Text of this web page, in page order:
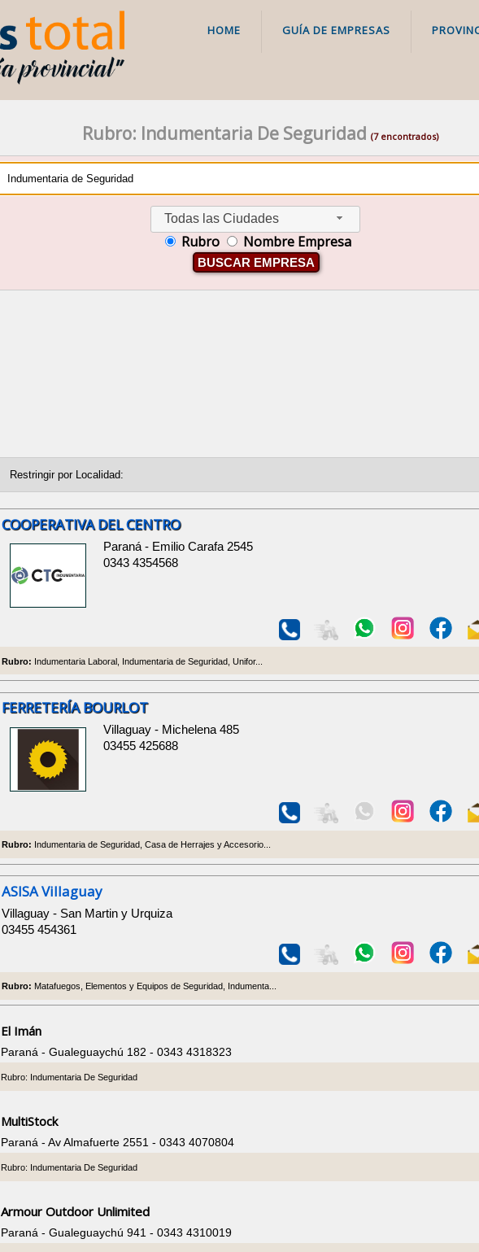
HOME GUÍA DE EMPRESAS
Rubro: Indumentaria De Seguridad(7 encontrados)
Todas las Ciudades
Rubro Nombre Empresa
BUSCAR EMPRESA
COOPERATIVA DEL CENTRO
Paraná - Emilio Carafa 2545
0343 4354568
Rubro: Indumentaria Laboral, Indumentaria de Seguridad, Unifor...
FERRETERÍA BOURLOT
Villaguay - Michelena 485
03455 425688
Rubro: Indumentaria de Seguridad, Casa de Herrajes y Accesorio...
ASISA Villaguay
Villaguay - San Martin y Urquiza
03455 454361
Rubro: Matafuegos, Elementos y Equipos de Seguridad, Indumenta...
El Imán
Paraná - Gualeguaychú 182 - 0343 4318323
Rubro: Indumentaria De Seguridad
MultiStock
Paraná - Av Almafuerte 2551 - 0343 4070804
Rubro: Indumentaria De Seguridad
Armour Outdoor Unlimited
Paraná - Gualeguaychú 941 - 0343 4310019